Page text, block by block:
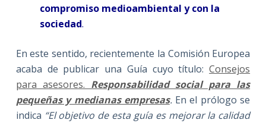
compromiso medioambiental y con la
sociedad.
En este sentido, recientemente la Comisión Europea
acaba de publicar una Guía cuyo título:Consejos
para asesores. Responsabilidad social para las
pequeñas y medianas empresas. En el prólogo se
indica “El objetivo de esta guía es mejorar la calidad